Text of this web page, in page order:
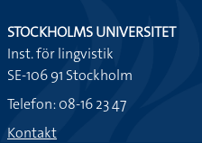
STOCKHOLMS UNIVERSITET
Inst. för lingvistik
SE-106 91 Stockholm
Telefon: 08-16 23 47
Kontakt